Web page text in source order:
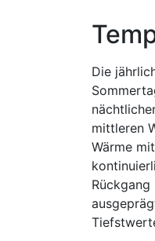
Die
mittleren
Wärme